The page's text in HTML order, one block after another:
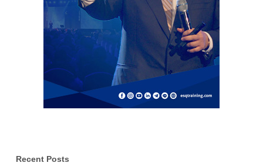
Recent Posts